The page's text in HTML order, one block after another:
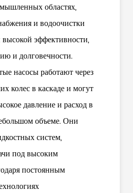
областях,
и водоочистки
высокой эффективности,
и долговечности.
насосы работают через
колес в каскаде и могут
давление и расход в
объеме. Они
систем,
под высоким
постоянным